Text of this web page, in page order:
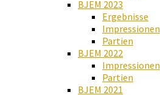
BJEM 2023
Ergebnisse
Impressionen
Partien
BJEM 2022
Impressionen
Partien
BJEM 2021